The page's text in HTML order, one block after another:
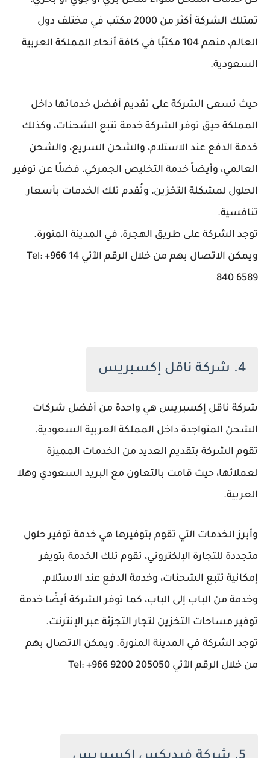
تمتلك الشركة أكثر من 2000 مكتب في مختلف دول
العالم، منهم 104 مكتبًا في كافة أنحاء المملكة العربية
السعودية.
حيث تسعى الشركة على تقديم أفضل خدماتها داخل
المملكة حيق توفر الشركة خدمة تتبع الشحنات، وكذلك
خدمة الدفع عند الاستلام، والشحن السريع، والشحن
العالمي، وأيضاً خدمة التخليص الجمركي، فضلًا عن توفير
الحلول لمشكلة التخزين، وتُقدم تلك الخدمات بأسعار
تنافسية.
توجد الشركة على طريق الهجرة، في المدينة المنورة.
ويمكن الاتصال بهم من خلال الرقم الآتي Tel: +966 14
840 6589
4. شركة ناقل إكسبريس
شركة ناقل إكسبريس هي واحدة من أفضل شركات
الشحن المتواجدة داخل المملكة العربية السعودية.
تقوم الشركة بتقديم العديد من الخدمات المميزة
لعملائها، حيث قامت بالتعاون مع البريد السعودي وهلا
العربية.
وأبرز الخدمات التي تقوم بتوفيرها هي خدمة توفير حلول
متجددة للتجارة الإلكتروني، تقوم تلك الخدمة بتويفر
إمكانية تتبع الشحنات، وخدمة الدفع عند الاستلام،
وخدمة من الباب إلى الباب، كما توفر الشركة أيضًا خدمة
توفير مساحات التخزين لتجار التجزئة عبر الإنترنت.
توجد الشركة في المدينة المنورة. ويمكن الاتصال بهم
من خلال الرقم الآتي Tel: +966 9200 205050